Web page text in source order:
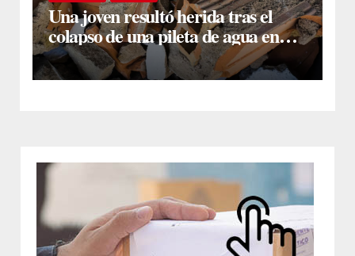
Una joven resultó herida tras el
colapso de una pileta de agua en
Colonia El Simbolar